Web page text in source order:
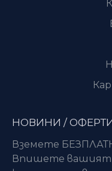
НОВИНИ /
Вземете
Впишете вашият